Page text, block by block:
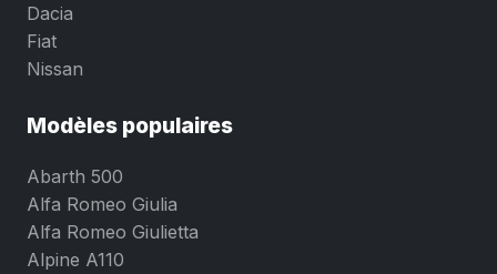
Dacia
Fiat
Nissan
Modèles populaires
Abarth 500
Alfa Romeo Giulia
Alfa Romeo Giulietta
Alpine A110